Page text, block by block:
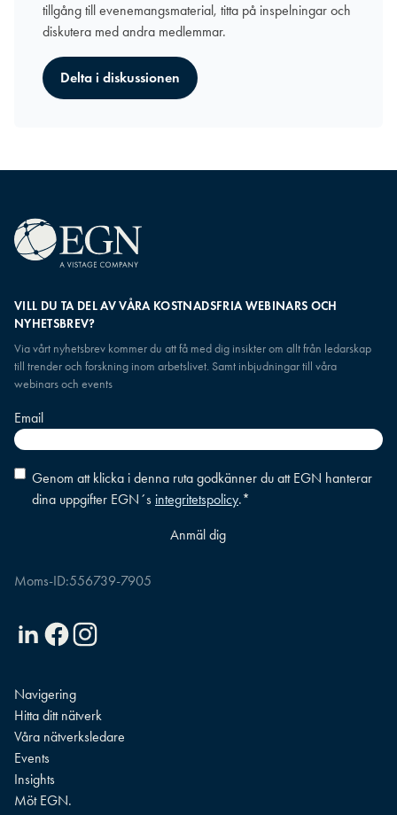
tillgång till evenemangsmaterial, titta på inspelningar och
diskutera med andra medlemmar.
Delta i diskussionen
VILL DU TA DEL AV VÅRA KOSTNADSFRIA WEBINARS OCH
NYHETSBREV?
Via vårt nyhetsbrev kommer du att få med dig insikter om allt från ledarskap
till trender och forskning inom arbetslivet. Samt inbjudningar till våra
webinars och events
Email
Consent *
Genom att klicka i denna ruta godkänner du att EGN hanterar
dina uppgifter EGN´s integritetspolicy.*
Moms-ID:556739-7905
LinkedinFacebookInstagram
Navigering
Hitta ditt nätverk
Våra nätverksledare
Events
Insights
Möt EGN.